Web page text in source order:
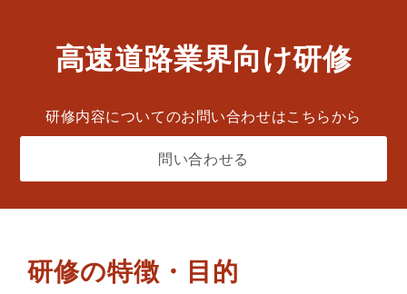
高速道路業界向け研修
研修内容についてのお問い合わせはこちらから
問い合わせる
研修の特徴・目的